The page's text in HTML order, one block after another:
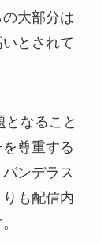
大部分は
とされて
なること
尊重する
ンデラス
も配信内